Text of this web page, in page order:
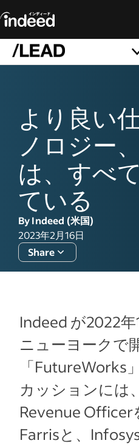
メインコンテンツの開始
より良い
ノロジー
は、すべ
ている
By Indeed (米国)
2023年2月16日
Share
Indeed が2022
ニューヨークで
「FutureWorks
カッションには
Revenue
Farrisと、